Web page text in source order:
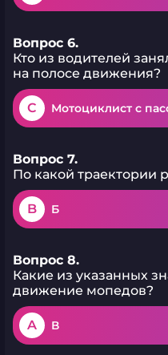
Вопрос 6.
Кто из водителей
на полосе движения?
C Мотоциклист с
Вопрос 7.
По какой траектории
B Б
Вопрос 8.
Какие из указанных
движение мопедов?
A В